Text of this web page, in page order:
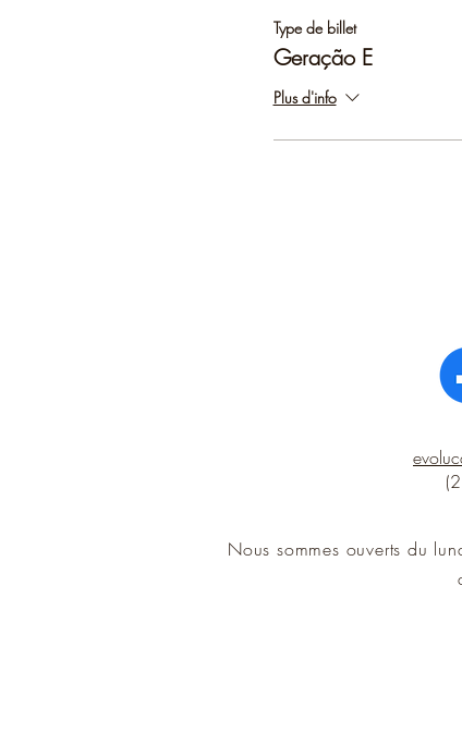
Type de billet
Geração E
Plus d'info
Nous sommes ouverts du